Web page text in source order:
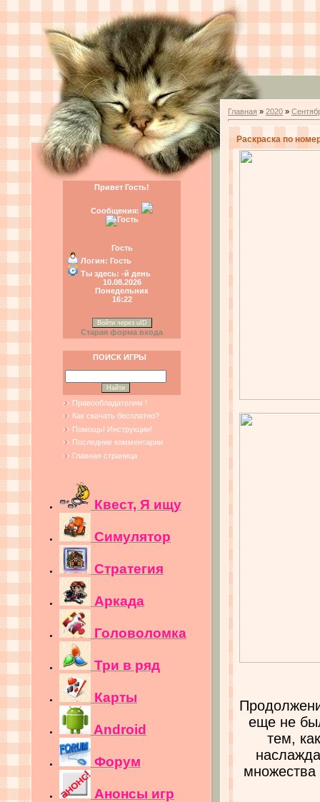
Привет Гость!
Сообщения:
Гость
Логин: Гость
Ты здесь: -й день
10.08.2026
Понедельник
16:22
Войти через uID
Старая форма входа
ПОИСК ИГРЫ
Правообладателям !
Как скачать бесплатно?
Помощь! Инструкции!
Последние комментарии
Главная страница
Квест, Я ищу
Симулятор
Стратегия
Аркада
Головоломка
Три в ряд
Карты
Android
Форум
Анонсы игр
Главная » 2020 »
Раскраска по
еще не
тем,
множества